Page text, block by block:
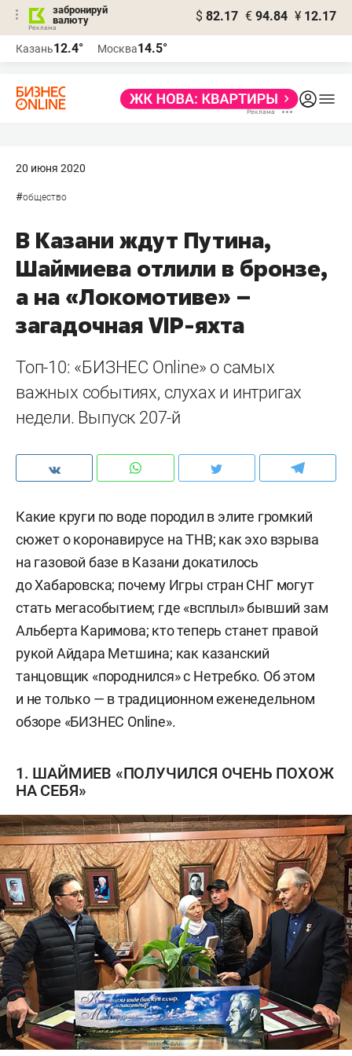
забронируй
валюту
$ 82.17 € 94.84 ¥ 12.17
Казань12.4° Москва14.5°
20 июня 2020
#общество
В Казани ждут Путина,
Шаймиева отлили в бронзе,
а на «Локомотиве» –
загадочная VIP-яхта
Топ-10: «БИЗНЕС Online» о самых
важных событиях, слухах и интригах
недели. Выпуск 207-й
Какие круги по воде породил в элите громкий
сюжет о коронавирусе на ТНВ; как эхо взрыва
на газовой базе в Казани докатилось
до Хабаровска; почему Игры стран СНГ могут
стать мегасобытием; где «всплыл» бывший зам
Альберта Каримова; кто теперь станет правой
рукой Айдара Метшина; как казанский
танцовщик «породнился» с Нетребко. Об этом
и не только — в традиционном еженедельном
обзоре «БИЗНЕС Online».
1. ШАЙМИЕВ «ПОЛУЧИЛСЯ ОЧЕНЬ ПОХОЖ
НА СЕБЯ»